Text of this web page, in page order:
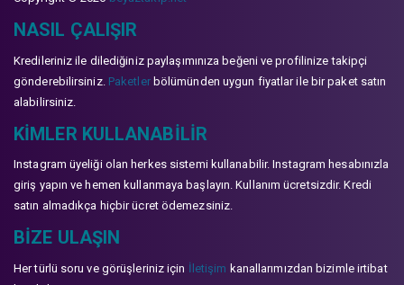
NASIL ÇALIŞIR
Kredileriniz ile dilediğiniz paylaşımınıza beğeni ve profilinize takipçi
gönderebilirsiniz. Paketlerbölümünden uygun fiyatlar ile bir paket satın
alabilirsiniz.
KIMLER KULLANABILIR
Instagram üyeliği olan herkes sistemi kullanabilir. Instagram hesabınızla
giriş yapın ve hemen kullanmaya başlayın. Kullanım ücretsizdir. Kredi
satın almadıkça hiçbir ücret ödemezsiniz.
BIZE ULAŞIN
Her türlü soru ve görüşleriniz için İletişim kanallarımızdan bizimle irtibat